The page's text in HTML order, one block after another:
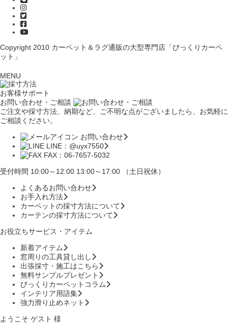
Copyright 2010 カーペット＆ラグ通販の大型専門店「びっくりカーペ
ット」
MENU
お客様サポート
お問い合わせ・ご相談
ご注文や採寸方法、納期など、ご不明な点がございましたら、お気軽に
ご相談ください。
お問い合わせ
LINE：@uyx7550
FAX：06-7657-5032
受付時間 10:00～12:00 13:00～17:00 （土日祝休）
よくあるお問い合わせ
お手入れ方法
カーペットの採寸方法について
カーテンの採寸方法について
お役立ちサービス・アイテム
新着アイテム
窓周りの工具貸し出し
出張採寸・施工はこちら
無料サンプルプレゼント
びっくりカーペットコラム
インテリア用語集
強力滑り止めネット
ようこそ ゲスト 様